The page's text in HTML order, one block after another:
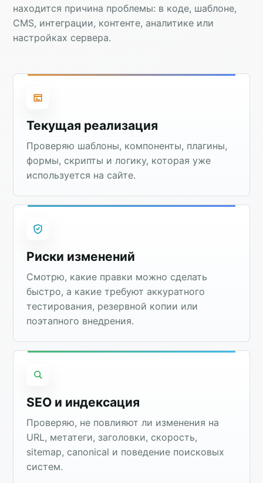
находится причина проблемы: в коде, шаблоне,
CMS, интеграции, контенте, аналитике или
настройках сервера.
Текущая реализация
Проверяю шаблоны, компоненты, плагины,
формы, скрипты и логику, которая уже
используется на сайте.
Риски изменений
Смотрю, какие правки можно сделать
быстро, а какие требуют аккуратного
тестирования, резервной копии или
поэтапного внедрения.
SEO и индексация
Проверяю, не повлияют ли изменения на
URL, метатеги, заголовки, скорость,
sitemap, canonical и поведение поисковых
систем.